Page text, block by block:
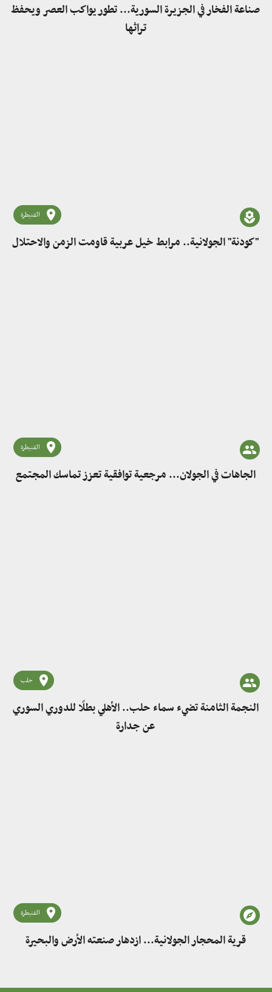
صناعة الفخار في الجزيرة السورية... تطور يواكب العصر ويحفظ
تراثها
القنيطرة
"كودنة" الجولانية.. مرابط خيل عربية قاومت الزمن والاحتلال
القنيطرة
الجاهات في الجولان... مرجعية توافقية تعزز تماسك المجتمع
حلب
النجمة الثامنة تضيء سماء حلب.. الأهلي بطلًا للدوري السوري
عن جدارة
القنيطرة
قرية المحجار الجولانية... ازدهار صنعته الأرض والبحيرة